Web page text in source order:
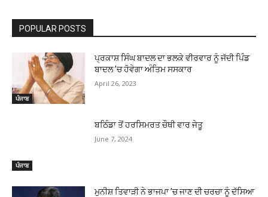
POPULAR POSTS
ਪੰਜਾਬ
ਪ੍ਰਕਾਸ਼ ਸਿੰਘ ਬਾਦਲ ਦਾ ਭਲਕੇ ਵੀਰਵਾਰ ਨੂੰ ਜੱਦੀ ਪਿੰਡ
ਬਾਦਲ ’ਚ ਹੋਵੇਗਾ ਅੰਤਿਮ ਸਸਕਾਰ
April 26, 2023
ਪੰਜਾਬ
ਬਠਿੰਡਾ ਤੋਂ ਹਰਸਿਮਰਤ ਚੌਥੀ ਵਾਰ ਜੇਤੂ
June 7, 2024
ਮੁਨੀਸ਼ ਤਿਵਾੜੀ ਨੇ ਭਾਜਪਾ ’ਚ ਜਾਣ ਦੀ ਚਰਚਾ ਨੂੰ ਦੱਸਿਆ